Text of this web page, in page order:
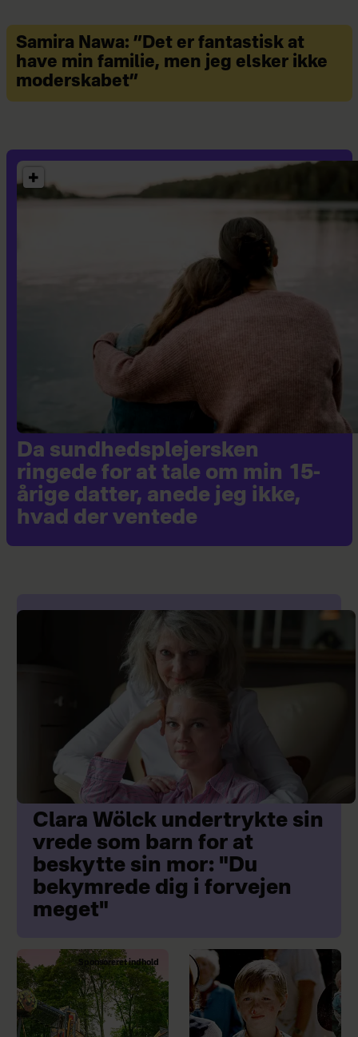
Samira Nawa: ”Det er fantastisk at
have min familie, men jeg elsker ikke
moderskabet”
Da sundhedsplejersken
ringede for at tale om min 15-
årige datter, anede jeg ikke,
hvad der ventede
Clara Wölck undertrykte sin
vrede som barn for at
beskytte sin mor: "Du
bekymrede dig i forvejen
meget"
Sponsoreret indhold